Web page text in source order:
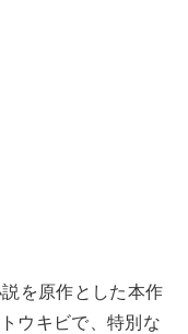
を原作とした本作
ウキビで、特別な